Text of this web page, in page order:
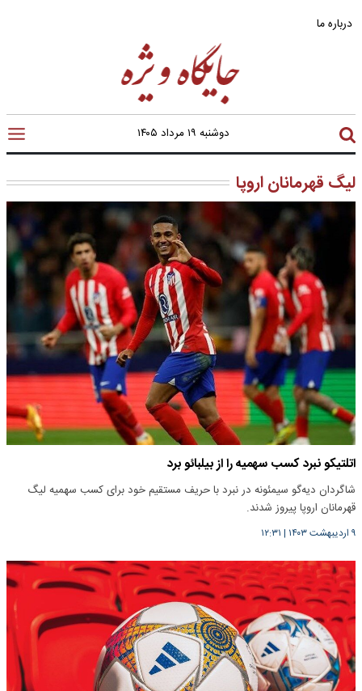
درباره ما
دوشنبه ۱۹ مرداد ۱۴۰۵
لیگ قهرمانان اروپا
اتلتیکو نبرد کسب سهمیه را از بیلبائو برد
شاگردان دیه‌گو سیمئونه در نبرد با حریف مستقیم خود برای کسب سهمیه لیگ
قهرمانان اروپا پیروز شدند.
۹ اردیبهشت ۱۴۰۳ | ۱۲:۳۱